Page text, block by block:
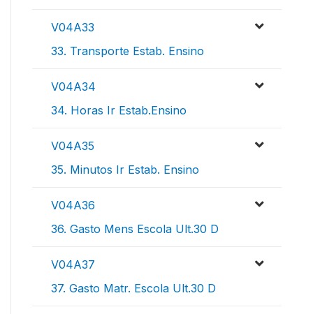
V04A33
33. Transporte Estab. Ensino
V04A34
34. Horas Ir Estab.Ensino
V04A35
35. Minutos Ir Estab. Ensino
V04A36
36. Gasto Mens Escola Ult.30 D
V04A37
37. Gasto Matr. Escola Ult.30 D